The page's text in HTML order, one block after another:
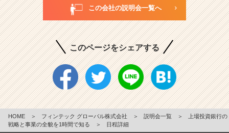
この会社の説明会一覧へ
このページをシェアする
HOME ＞ フィンテック グローバル株式会社 ＞ 説明会一覧 ＞
上場投資銀行の
戦略と事業の全貌を1時間で知る
＞ 日程詳細